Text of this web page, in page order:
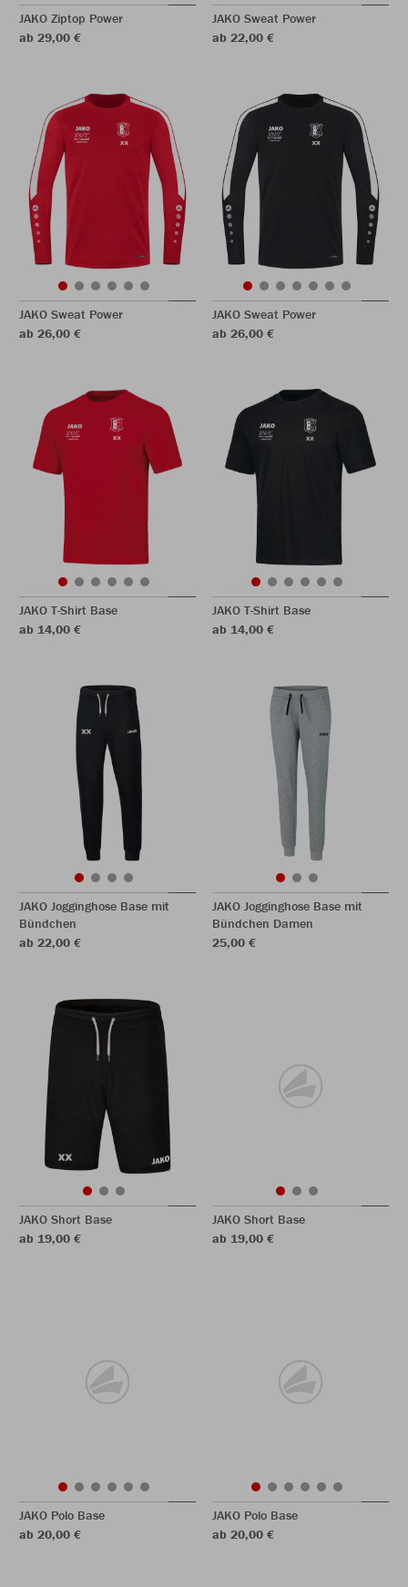
JAKO Ziptop Power
ab 29,00 €
JAKO Sweat Power
ab 22,00 €
JAKO Sweat Power
ab 26,00 €
JAKO Sweat Power
ab 26,00 €
JAKO T-Shirt Base
ab 14,00 €
JAKO T-Shirt Base
ab 14,00 €
JAKO Jogginghose Base mit
Bündchen
ab 22,00 €
JAKO Jogginghose Base mit
Bündchen Damen
25,00 €
JAKO Short Base
ab 19,00 €
JAKO Short Base
ab 19,00 €
JAKO Polo Base
ab 20,00 €
JAKO Polo Base
ab 20,00 €